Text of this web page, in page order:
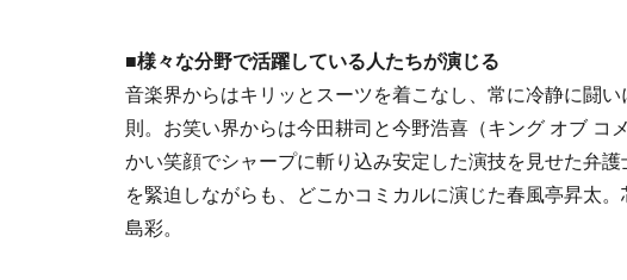
■様々な分野で活躍している人たちが演じる
音楽界からはキリッとスーツを着こなし、常に冷静に闘
則。お笑い界からは今田耕司と今野浩喜（キング オブ コ
かい笑顔でシャープに斬り込み安定した演技を見せた弁
を緊迫しながらも、どこかコミカルに演じた春風亭昇太
島彩。